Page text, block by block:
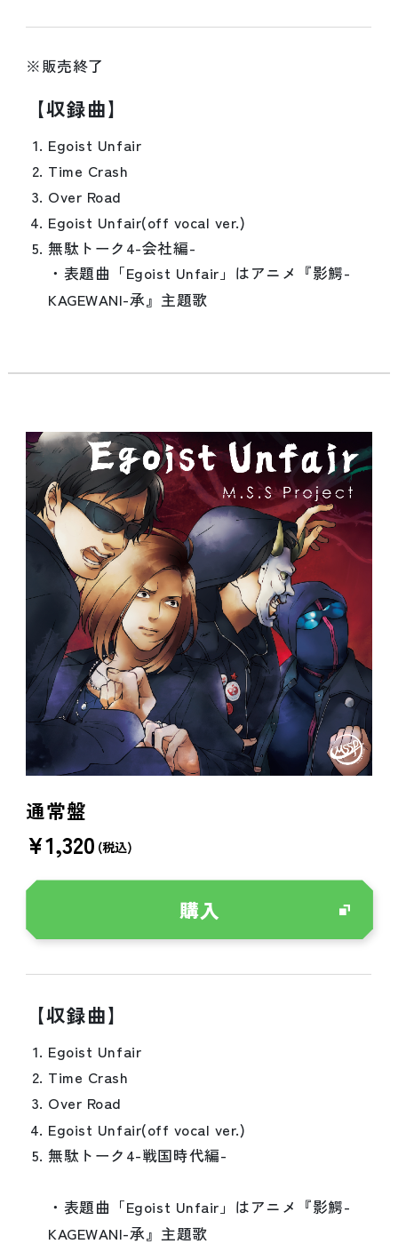
※販売終了
【収録曲】
Egoist Unfair
Time Crash
Over Road
Egoist Unfair(off vocal ver.)
無駄トーク4-会社編-
・表題曲「Egoist Unfair」はアニメ『影鰐-
KAGEWANI-承』主題歌
通常盤
¥1,320 (税込)
購入
【収録曲】
Egoist Unfair
Time Crash
Over Road
Egoist Unfair(off vocal ver.)
無駄トーク4-戦国時代編-
・表題曲「Egoist Unfair」はアニメ『影鰐-
KAGEWANI-承』主題歌